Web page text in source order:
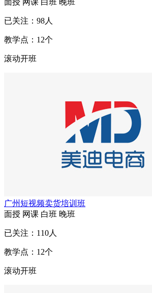
面授 网课 白班 晚班
已关注： 98人
教学点： 12个
滚动开班
广州短视频卖货培训班
面授 网课 白班 晚班
已关注： 110人
教学点： 12个
滚动开班